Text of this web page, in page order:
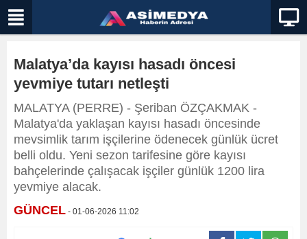
Malatya’da kayısı hasadı öncesi
yevmiye tutarı netleşti
MALATYA (PERRE) - Şeriban ÖZÇAKMAK -
Malatya'da yaklaşan kayısı hasadı öncesinde
mevsimlik tarım işçilerine ödenecek günlük ücret
belli oldu. Yeni sezon tarifesine göre kayısı
bahçelerinde çalışacak işçiler günlük 1200 lira
yevmiye alacak.
GÜNCEL - 01-06-2026 11:02